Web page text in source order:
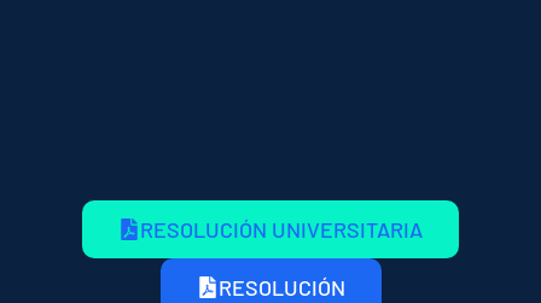
RESOLUCIÓN UNIVERSITARIA
RESOLUCIÓN